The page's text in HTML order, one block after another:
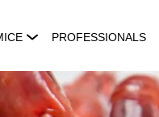
PROFESSIONALS